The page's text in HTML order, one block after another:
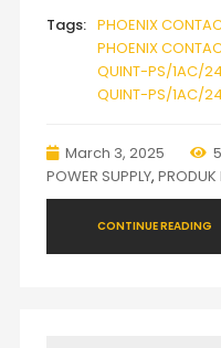
Tags: PHOENIX
PHOENIX
QUINT-PS/1AC/
QUINT-PS/1AC/
March 3, 2025
POWER SUPPLY, PRODUK
CONTINUE READING